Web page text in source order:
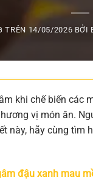
TRÊN 14/05/2026 BỞI
khi chế biến các
vị món ăn.
này, hãy cùng tìm
đậu xanh mau